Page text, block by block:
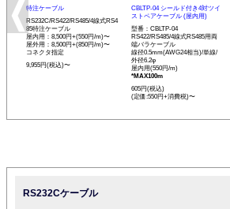
特注ケーブル
RS232C/RS422/RS485/4線式RS4
85特注ケーブル
屋内用：8,500円+(550円/m)〜
屋外用：8,500円+(850円/m)〜
コネクタ指定
9,955円(税込)〜
CBLTP-04 シールド付き4対ツイ
ストペアケーブル (屋内用)
型番：CBLTP-04
RS422/RS485/4線式RS485用両
端バラケーブル
線径0.5mm(AWG24相当)/単線/
外径6.2φ
屋内用(550円/m)
*MAX100m
605円(税込)
(定価:550円+消費税)〜
RS232Cケーブル